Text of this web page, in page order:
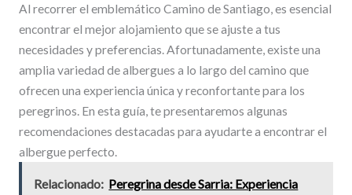
Al recorrer el emblemático Camino de Santiago, es esencial
encontrar el mejor alojamiento que se ajuste a tus
necesidades y preferencias. Afortunadamente, existe una
amplia variedad de albergues a lo largo del camino que
ofrecen una experiencia única y reconfortante para los
peregrinos. En esta guía, te presentaremos algunas
recomendaciones destacadas para ayudarte a encontrar el
albergue perfecto.
Relacionado: Peregrina desde Sarria: Experiencia